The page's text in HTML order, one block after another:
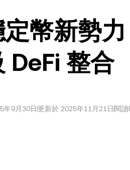
幣新勢
DeFi 整合
年9月30日 更新於 2025年11月21日 閱